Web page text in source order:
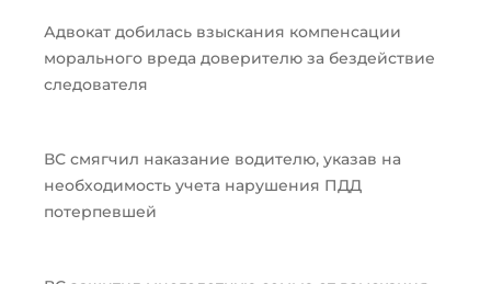
Адвокат добилась взыскания компенсации
морального вреда доверителю за бездействие
следователя
ВС смягчил наказание водителю, указав на
необходимость учета нарушения ПДД
потерпевшей